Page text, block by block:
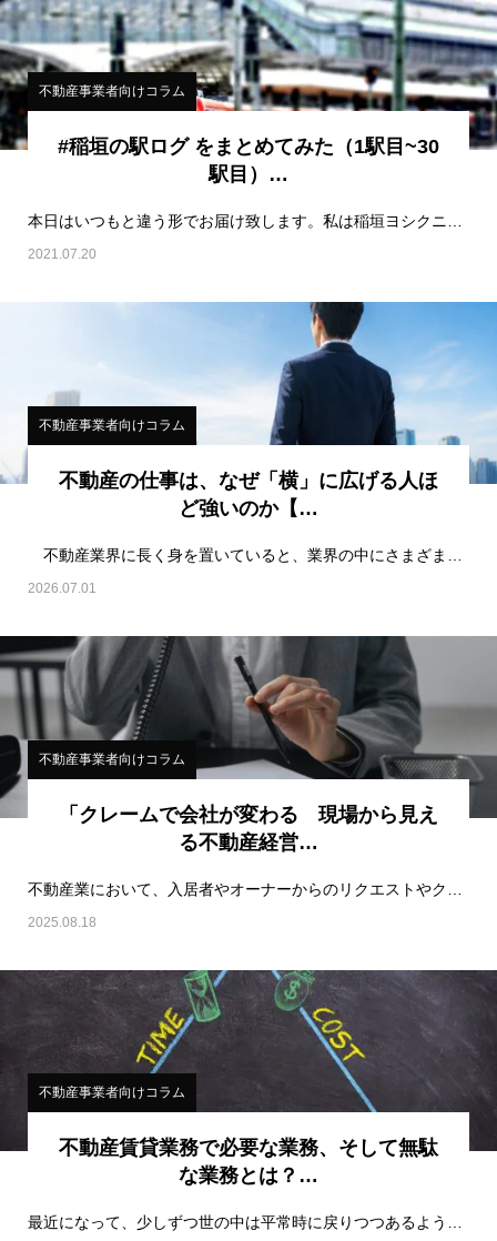
不動産事業者向けコラム
#稲垣の駅ログ をまとめてみた（1駅目~30
駅目）…
2021.07.20
不動産事業者向けコラム
不動産の仕事は、なぜ「横」に広げる人ほ
ど強いのか【…
2026.07.01
不動産事業者向けコラム
「クレームで会社が変わる 現場から見え
る不動産経営…
2025.08.18
不動産事業者向けコラム
不動産賃貸業務で必要な業務、そして無駄
な業務とは？…
最近になって、少しずつ世の中は平常時に戻りつつあるようだ。今までテレワークがメインだったが、徐々に…